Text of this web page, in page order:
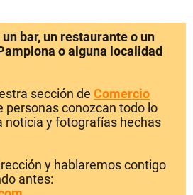
bar, un restaurante o un
o alguna localidad
sección de Comercio
personas conozcan todo lo
noticia y fotografías hechas
y hablaremos contigo
antes: